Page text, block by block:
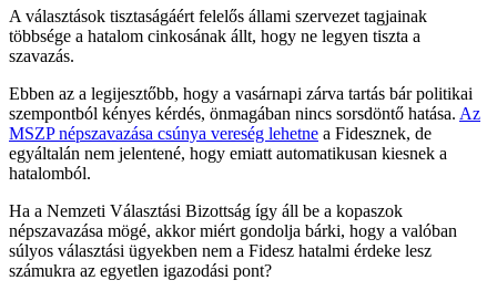
A választások tisztaságáért felelős állami szervezet tagjainak
többsége a hatalom cinkosának állt, hogy ne legyen tiszta a
szavazás.
Ebben az a legijesztőbb, hogy a vasárnapi zárva tartás bár politikai
szempontból kényes kérdés, önmagában nincs sorsdöntő hatása. Az
MSZP népszavazása csúnya vereség lehetne a Fidesznek, de
egyáltalán nem jelentené, hogy emiatt automatikusan kiesnek a
hatalomból.
Ha a Nemzeti Választási Bizottság így áll be a kopaszok
népszavazása mögé, akkor miért gondolja bárki, hogy a valóban
súlyos választási ügyekben nem a Fidesz hatalmi érdeke lesz
számukra az egyetlen igazodási pont?